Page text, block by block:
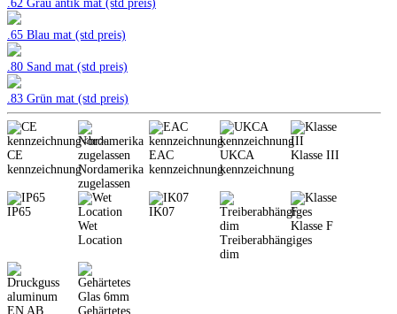
.62 Grau antik mat (std preis)
.65 Blau mat (std preis)
.80 Sand mat (std preis)
.83 Grün mat (std preis)
CE
kennzeichnungNordamerika
zugelassen
EAC
kennzeichnung
UKCA
kennzeichnung
Klasse III
IP65
Wet
Location
IK07
Treiberabhängiges
dim
Klasse F
Gehärtetes